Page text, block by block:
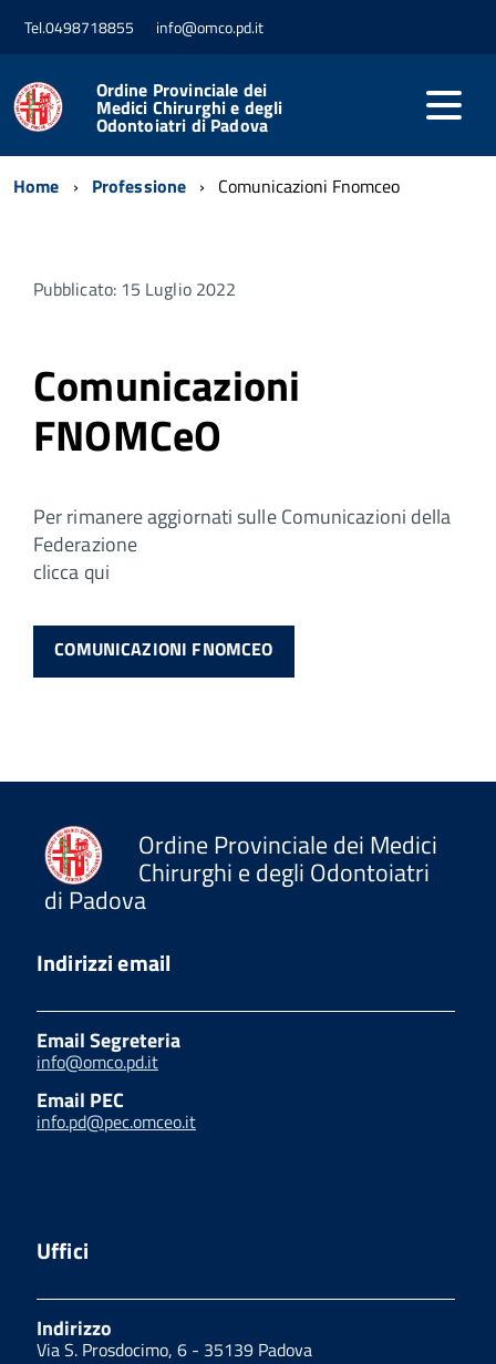
Tel.0498718855 info@omco.pd.it
Ordine Provinciale dei
Medici Chirurghi e degli
Odontoiatri di Padova
Home Professione Comunicazioni Fnomceo
Pubblicato: 15 Luglio 2022
Comunicazioni
FNOMCeO
Per rimanere aggiornati sulle Comunicazioni della
Federazione
clicca qui
COMUNICAZIONI FNOMCEO
Ordine Provinciale dei Medici
Chirurghi e degli Odontoiatri
di Padova
Indirizzi email
Email Segreteria
info@omco.pd.it
Email PEC
info.pd@pec.omceo.it
Uffici
Indirizzo
Via S. Prosdocimo, 6 - 35139 Padova